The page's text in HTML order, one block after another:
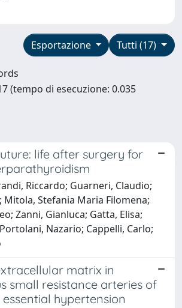
Tutti (17)
Esportazione
(tempo di esecuzione: 0.035
life after surgery for
Riccardo; Guarneri, Claudio;
Stefania Maria Filomena;
Zanni, Gianluca; Gatta, Elisa;
Nazario; Cappelli, Carlo;
matrix in
small resistance arteries of
hypertension